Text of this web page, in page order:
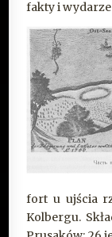
fakty i
fort u ujścia
Kolbergu.